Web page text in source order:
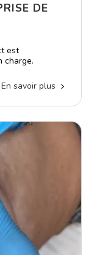
DE
est
charge.
En savoir plus